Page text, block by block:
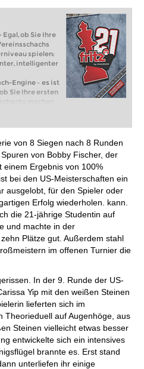
ob Sie Ihre
spielen:
intelligenter
Engine – es ist
Sie Ihre ersten
machen
Mit
und
von 8 Siegen nach 8 Runden
von Bobby Fischer, der
einem Ergebnis von 100%
bei den US-Meisterschaften ein
ausgelobt, für den Spieler oder
Erfolg wiederholen. kann.
die 21-jährige Studentin auf
und machte in der
Plätze gut. Außerdem stahl
im offenen Turnier die
In der 9. Runde der US-
Yip mit den weißen Steinen
lieferten sich im
Theorieduell auf Augenhöge, aus
Steinen vielleicht etwas besser
entwickelte sich ein intensives
brannte es. Erst stand
unterliefen ihr einige